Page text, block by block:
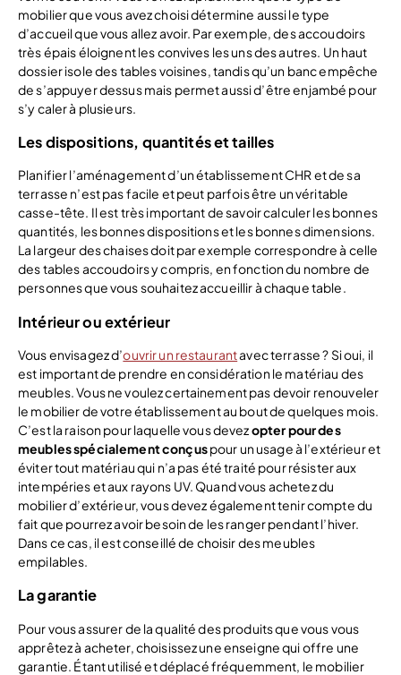
mobilier que vous avez choisi détermine aussi le type
d’accueil que vous allez avoir. Par exemple, des accoudoirs
très épais éloignent les convives les uns des autres. Un haut
dossier isole des tables voisines, tandis qu’un banc empêche
de s’appuyer dessus mais permet aussi d’être enjambé pour
s’y caler à plusieurs.
Les dispositions, quantités et tailles
Planifier l’aménagement d’un établissement CHR et de sa
terrasse n’est pas facile et peut parfois être un véritable
casse-tête. Il est très important de savoir calculer les bonnes
quantités, les bonnes dispositions et les bonnes dimensions.
La largeur des chaises doit par exemple correspondre à celle
des tables accoudoirs y compris, en fonction du nombre de
personnes que vous souhaitez accueillir à chaque table.
Intérieur ou extérieur
Vous envisagez d’ouvrir un restaurantavec terrasse ? Si oui, il
est important de prendre en considération le matériau des
meubles. Vous ne voulez certainement pas devoir renouveler
le mobilier de votre établissement au bout de quelques mois.
C’est la raison pour laquelle vous devezopter pour des
meubles spécialement conçuspour un usage à l’extérieur et
éviter tout matériau qui n’a pas été traité pour résister aux
intempéries et aux rayons UV. Quand vous achetez du
mobilier d’extérieur, vous devez également tenir compte du
fait que pourrez avoir besoin de les ranger pendant l’hiver.
Dans ce cas, il est conseillé de choisir des meubles
empilables.
La garantie
Pour vous assurer de la qualité des produits que vous vous
apprêtez à acheter, choisissez une enseigne qui offre une
garantie. Étant utilisé et déplacé fréquemment, le mobilier